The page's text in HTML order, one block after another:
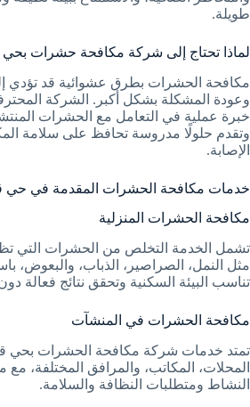
طويلة.
لماذا تحتاج إلى شركة مكافحة حشرات بحي
مكافحة الحشرات بطرق عشوائية قد تؤدي
وعودة المشكلة بشكل أكبر. الشركة
خبرة عملية في التعامل مع الحشرات
وتقدم حلولًا مدروسة تحافظ على سلامة
الإصابة.
خدمات مكافحة الحشرات المقدمة في حي
مكافحة الحشرات المنزلية
تشمل الخدمة التخلص من الحشرات التي
مثل النمل، الصراصير، الذباب، والبعوض،
تناسب البيئة السكنية وتحقق نتائج فعالة
مكافحة الحشرات في المنشآت
تمتد خدمات شركة مكافحة الحشرات بحي
المحلات، المكاتب، والمرافق المختلفة، مع
النشاط ومتطلبات النظافة والسلامة.